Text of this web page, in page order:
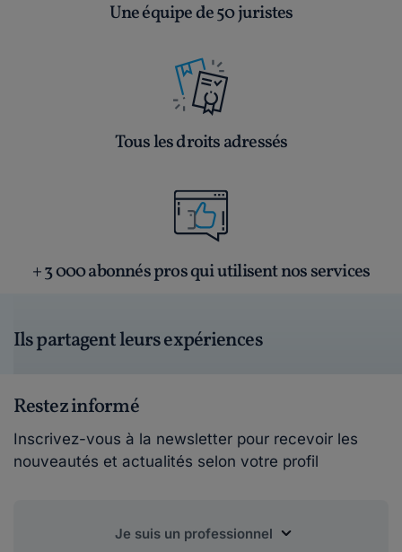
Une équipe de 50 juristes
Tous les droits adressés
+ 3 000 abonnés pros qui utilisent nos services
Ils partagent leurs expériences
Restez informé
Inscrivez-vous à la newsletter pour recevoir les
nouveautés et actualités selon votre profil